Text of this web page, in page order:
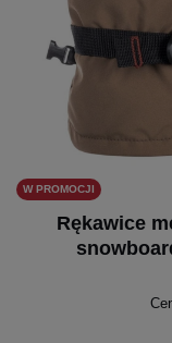
W PROMOCJI
Rękawice